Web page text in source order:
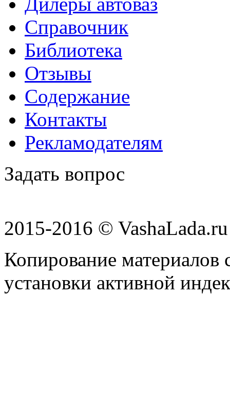
Справочник
Библиотека
Отзывы
Содержание
Контакты
Рекламодателям
Задать вопрос
2015-2016 © VashaLada.ru
Копирование материалов
установки активной